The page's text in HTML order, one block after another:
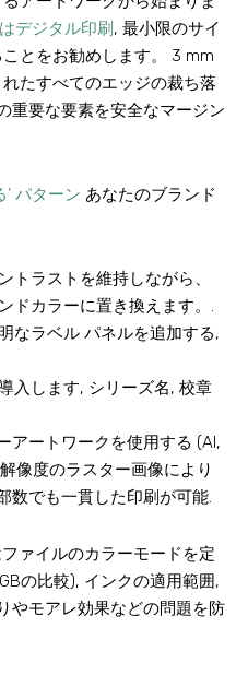
デジタル印刷 , 最小限のサイ
とをお勧めします。 3 mm
たすべてのエッジの裁ち落
重要な要素を安全なマージン
パターン あなたのブランド
トラストを維持しながら、
ドカラーに置き換えます。.
なラベル パネルを追加する,
入します, シリーズ名, 校章
アートワークを使用する (AI,
像度のラスター画像により
数でも一貫した印刷が可能.
ァイルのカラーモードを定
の比較), インクの適用範囲,
やモアレ効果などの問題を防